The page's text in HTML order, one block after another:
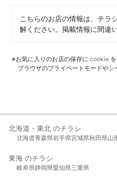
こちらのお店の情報は、チラ
解ください。掲載情報に間違
※お気に入りのお店の保存に cookie
ブラウザのプライベートモードや
北海道・東北 のチラシ
北海道青森県岩手県宮城県秋田県山
東海 のチラシ
岐阜県静岡県愛知県三重県